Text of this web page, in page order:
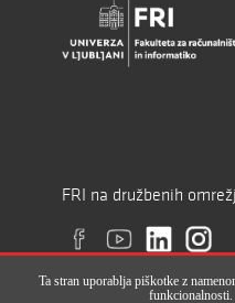
FRI na družbenih
Ta stran uporablja piškotke z
funkcionalnosti.